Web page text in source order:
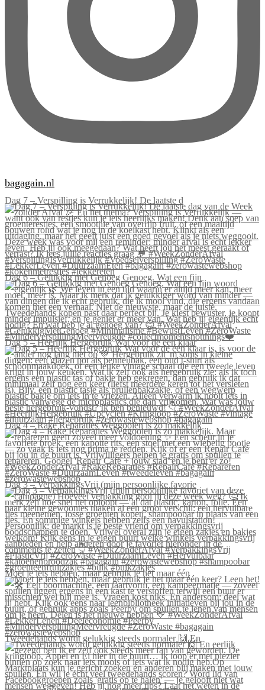
bagagain.nl
Dag 7 – Verspilling is Verrukkelijk! De laatste d
Dag 6 – Gelukkig met Genoeg Genoeg. Wat een fijn
Dag 5 – Heerlijk Hergebruik Wat voor de één klaar
Dag 4 – Rake Reparaties Weggooien is zo makkelijk
Dag 3 – VerpakkingsVrij (mijn persoonlijke favorie
Moet je iets hebben, maar gebruik je het maar één
Tweedehands wordt gelukkig steeds normaler 🙌 En